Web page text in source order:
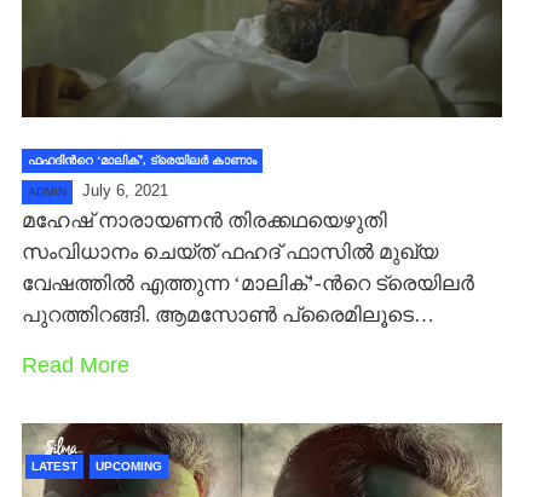
ഫഹദിന്‍റെ ‘മാലിക്’, ട്രെയിലര്‍ കാണാം
ADMIN July 6, 2021
മഹേഷ് നാരായണന്‍ തിരക്കഥയെഴുതി
സംവിധാനം ചെയ്‍ത് ഫഹദ് ഫാസില്‍ മുഖ്യ
വേഷത്തില്‍ എത്തുന്ന ‘മാലിക്’-ന്‍റെ ട്രെയിലര്‍
പുറത്തിറങ്ങി. ആമസോണ്‍ പ്രൈമിലൂടെ…
Read More
LATEST UPCOMING